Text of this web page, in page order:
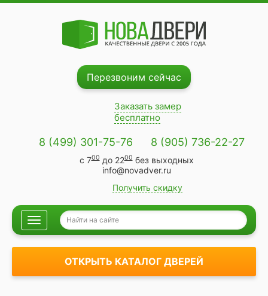
Перезвоним сейчас
Заказать замер
бесплатно
8 (499) 301-75-76 8 (905) 736-22-27
с 700до 2200без выходных
info@novadver.ru
Получить скидку
Навигация
ОТКРЫТЬ КАТАЛОГ ДВЕРЕЙ